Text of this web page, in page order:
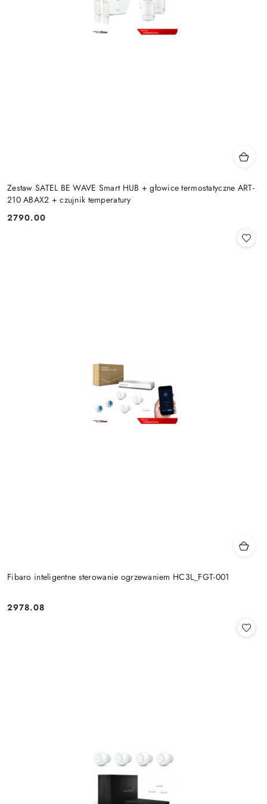
Zestaw SATEL BE WAVE Smart HUB + głowice termostatyczne ART-
210 ABAX2 + czujnik temperatury
Cena:
2790.00
Fibaro inteligentne sterowanie ogrzewaniem HC3L_FGT-001
Cena:
2978.08